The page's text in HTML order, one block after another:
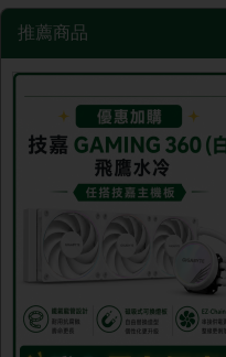
推薦商品